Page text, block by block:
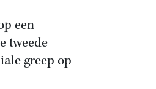
een
tweede
greep op